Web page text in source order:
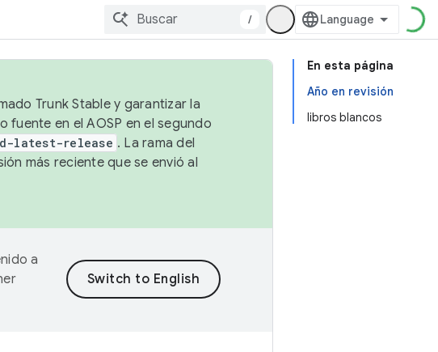
/
En esta página
Año en revisión
libros blancos
Trunk Stable y garantizar la
en el AOSP en el segundo
latest-release . La rama del
más reciente que se envió al
a